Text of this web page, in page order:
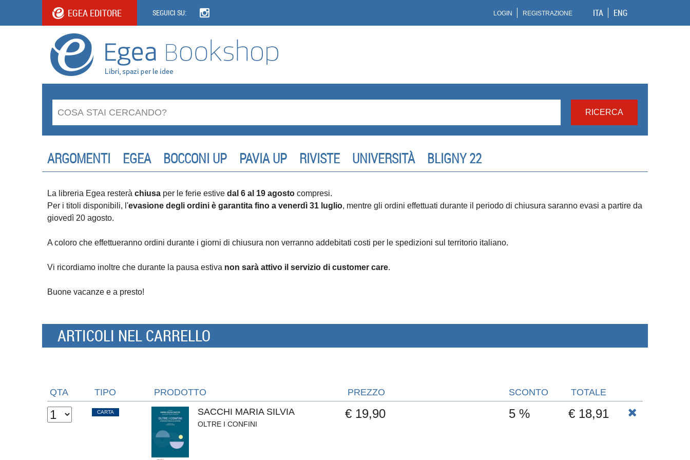
EGEA EDITORE SEGUICI SU: ITA ENG
LOGIN REGISTRAZIONE
ARGOMENTI EGEA BOCCONI UP PAVIA UP RIVISTE UNIVERSITÀ BLIGNY 22
La libreria Egea resterà chiusa per le ferie estive dal 6 al 19 agosto compresi.
Per i titoli disponibili, l'evasione degli ordini è garantita fino a venerdì 31 luglio, mentre gli ordini effettuati durante il periodo di chiusura saranno evasi a partire da
giovedì 20 agosto.
A coloro che effettueranno ordini durante i giorni di chiusura non verranno addebitati costi per le spedizioni sul territorio italiano.
Vi ricordiamo inoltre che durante la pausa estiva non sarà attivo il servizio di customer care.
Buone vacanze e a presto!
ARTICOLI NEL CARRELLO
QTA TIPO PRODOTTO PREZZO SCONTO TOTALE
CARTA SACCHI MARIA SILVIA
OLTRE I CONFINI
€ 19,90 5 % € 18,91